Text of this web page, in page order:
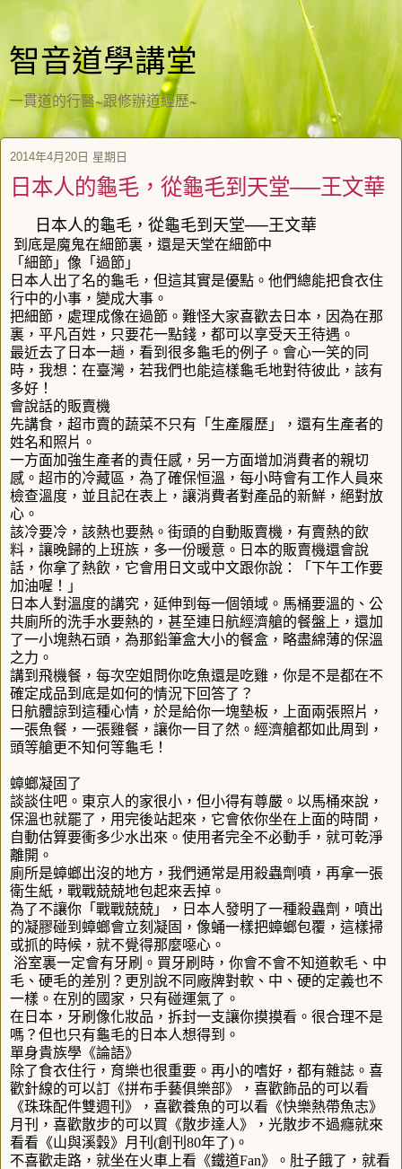
智音道學講堂
一貫道的行醫~跟修辦道經歷~
2014年4月20日 星期日
日本人的龜毛，從龜毛到天堂──王文華
日本人的龜毛，從龜毛到天堂──王文華
到底是魔鬼在細節裏，還是天堂在細節中
「細節」像「過節」
日本人出了名的龜毛，但這其實是優點。他們總能把食衣住
行中的小事，變成大事。
把細節，處理成像在過節。難怪大家喜歡去日本，因為在那
裏，平凡百姓，只要花一點錢，都可以享受天王待遇。
最近去了日本一趟，看到很多龜毛的例子。會心一笑的同
時，我想：在臺灣，若我們也能這樣龜毛地對待彼此，該有
多好！
會說話的販賣機
先講食，超市賣的蔬菜不只有「生產履歷」，還有生產者的
姓名和照片。
一方面加強生產者的責任感，另一方面增加消費者的親切
感。超市的冷藏區，為了確保恒溫，每小時會有工作人員來
檢查溫度，並且記在表上，讓消費者對產品的新鮮，絕對放
心。
該冷要冷，該熱也要熱。街頭的自動販賣機，有賣熱的飲
料，讓晚歸的上班族，多一份暖意。日本的販賣機還會說
話，你拿了熱飲，它會用日文或中文跟你說：「下午工作要
加油喔！」
日本人對溫度的講究，延伸到每一個領域。馬桶要溫的、公
共廁所的洗手水要熱的，甚至連日航經濟艙的餐盤上，還加
了一小塊熱石頭，為那鉛筆盒大小的餐盒，略盡綿薄的保溫
之力。
講到飛機餐，每次空姐問你吃魚還是吃雞，你是不是都在不
確定成品到底是如何的情況下回答了？
日航體諒到這種心情，於是給你一塊墊板，上面兩張照片，
一張魚餐，一張雞餐，讓你一目了然。經濟艙都如此周到，
頭等艙更不知何等龜毛！
蟑螂凝固了
談談住吧。東京人的家很小，但小得有尊嚴。以馬桶來說，
保溫也就罷了，用完後站起來，它會依你坐在上面的時間，
自動估算要衝多少水出來。使用者完全不必動手，就可乾淨
離開。
廁所是蟑螂出沒的地方，我們通常是用殺蟲劑噴，再拿一張
衛生紙，戰戰兢兢地包起來丟掉。
為了不讓你「戰戰兢兢」，日本人發明了一種殺蟲劑，噴出
的凝膠碰到蟑螂會立刻凝固，像蛹一樣把蟑螂包覆，這樣掃
或抓的時候，就不覺得那麼噁心。
浴室裏一定會有牙刷。買牙刷時，你會不會不知道軟毛、中
毛、硬毛的差別？更別說不同廠牌對軟、中、硬的定義也不
一樣。在別的國家，只有碰運氣了。
在日本，牙刷像化妝品，拆封一支讓你摸摸看。很合理不是
嗎？但也只有龜毛的日本人想得到。
單身貴族學《論語》
除了食衣住行，育樂也很重要。再小的嗜好，都有雜誌。喜
歡針線的可以訂《拼布手藝俱樂部》，喜歡飾品的可以看
《珠珠配件雙週刊》，喜歡養魚的可以看《快樂熱帶魚志》
月刊，喜歡散步的可以買《散步達人》，光散步不過癮就來
看看《山與溪穀》月刊 (創刊 80年了) 。
不喜歡走路，就坐在火車上看《鐵道Fan》。肚子餓了，就看